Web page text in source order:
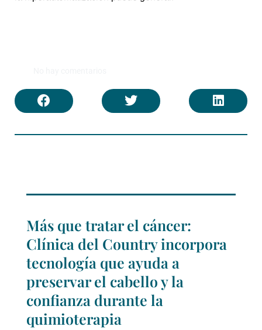
Más que tratar el cáncer:
Clínica del Country incorpora
tecnología que ayuda a
preservar el cabello y la
confianza durante la
quimioterapia